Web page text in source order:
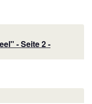
- Seite 2 -